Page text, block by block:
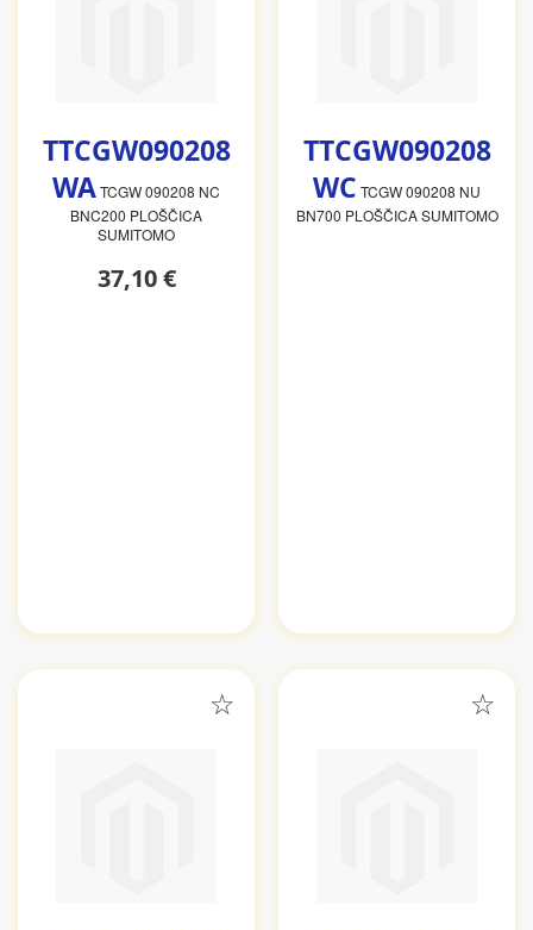
TTCGW090208
WATCGW 090208 NC
BNC200 PLOŠČICA
SUMITOMO
37,10 €
TTCGW090208
WC TCGW 090208 NU
BN700 PLOŠČICA SUMITOMO